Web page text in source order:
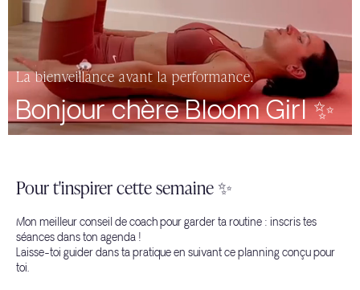
La bienveillance avant la performance.
Bonjourchère Bloom Girl✨
Pour t'inspirer cette semaine ✨
Mon meilleur conseil de coach pour garder ta routine : inscris tes
séances dans ton agenda !
Laisse-toi guider dans ta pratique en suivant ce planning conçu pour
toi.